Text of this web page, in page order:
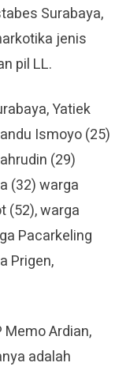
Surabaya,
jenis
pil LL.
Yatiek
Ismoyo (25)
(29)
(32) warga
(52), warga
Pacarkeling
Prigen,
Memo Ardian,
adalah